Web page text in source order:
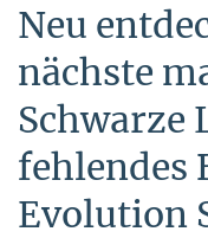
Neu
nächste
Schwarze
fehlendes
Evolution